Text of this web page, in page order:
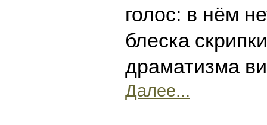
голос: в нём
блеска
драматизма
Далее...